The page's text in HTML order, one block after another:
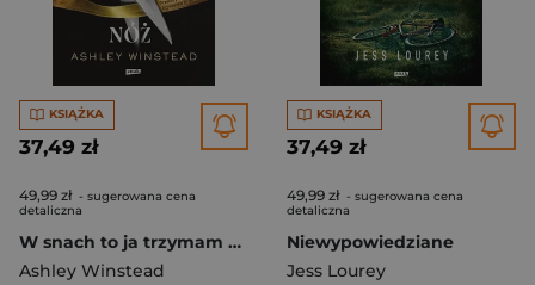
KSIĄŻKA
37,49 zł
49,99 zł - sugerowana cena
detaliczna
W snach to ja trzymam nóż
Ashley Winstead
KSIĄŻKA
37,49 zł
49,99 zł - sugerowana cena
detaliczna
Niewypowiedziane
Jess Lourey